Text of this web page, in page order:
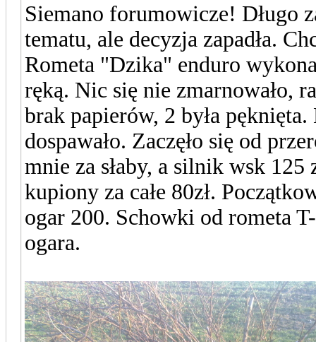
Siemano forumowicze! Długo
tematu, ale decyzja zapadła.
Rometa "Dzika" enduro
ręką. Nic się nie zmarnowało,
brak papierów, 2 była
dospawało. Zaczęło się od
mnie za słaby, a silnik wsk
kupiony za całe 80zł.
ogar 200. Schowki od rometa
ogara.